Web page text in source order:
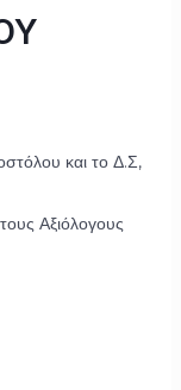
και το Δ.Σ,
Αξιόλογους